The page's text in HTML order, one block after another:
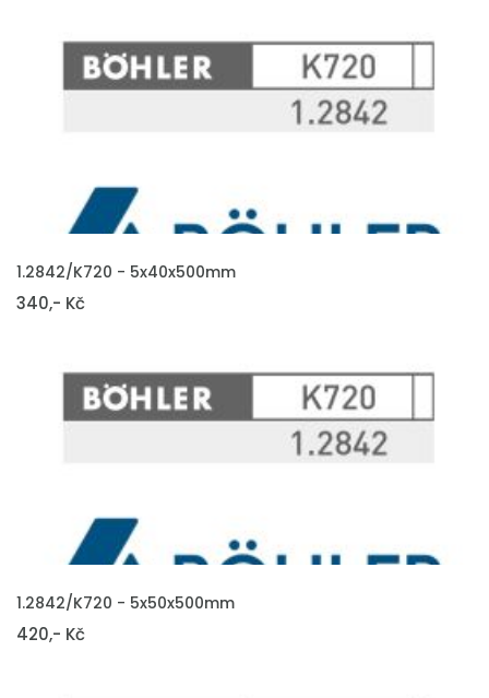
VLOŽIT DO KOŠÍKU
1.2842/K720 - 5x40x500mm
340,- Kč
VLOŽIT DO KOŠÍKU
1.2842/K720 - 5x50x500mm
420,- Kč